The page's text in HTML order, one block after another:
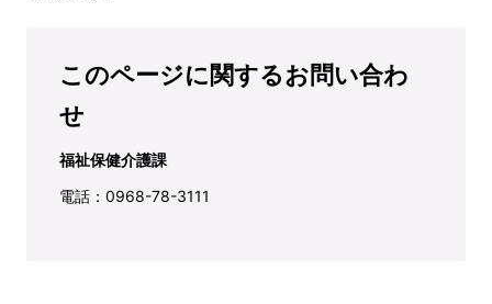
このページに関するお問い合わ
せ
福祉保健介護課
電話：0968-78-3111